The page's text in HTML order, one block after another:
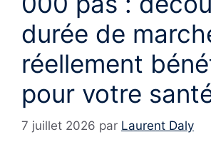
durée de
réellement
pour votre
7 juillet 2026 par Laurent Daly